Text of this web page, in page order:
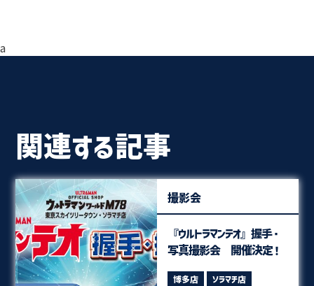
a
関連する記事
撮影会
『ウルトラマンテオ』握手・
写真撮影会 開催決定！
博多店
ソラマチ店